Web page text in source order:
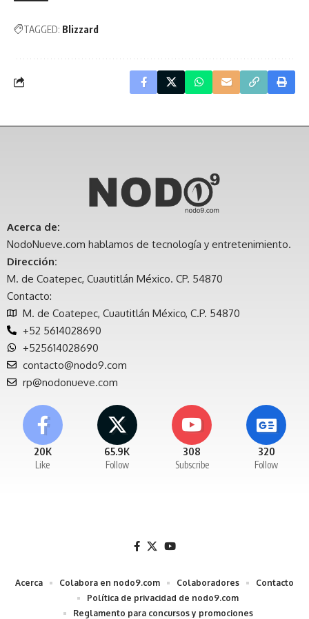
TAGGED: Blizzard
Acerca de:
NodoNueve.com hablamos de tecnología y entretenimiento.
Dirección:
M. de Coatepec, Cuautitlán México. CP. 54870
Contacto:
M. de Coatepec, Cuautitlán México, C.P. 54870
+52 5614028690
+525614028690
contacto@nodo9.com
rp@nodonueve.com
20K
Like
65.9K
Follow
308
Subscribe
320
Follow
Acerca Colabora en nodo9.com Colaboradores
Contacto
Política de privacidad de nodo9.com
Reglamento para concursos y promociones